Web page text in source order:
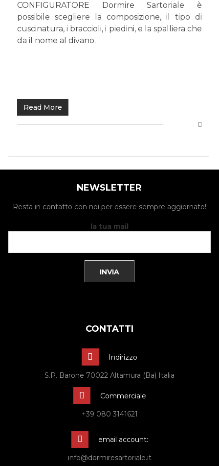
CONFIGURATORE Dormire Sartoriale è
possibile scegliere la composizione, il tipo di
cuscinatura, i braccioli, i piedini, e la spalliera che
da il nome al divano.
Read More
NEWSLETTER
Resta in contatto con noi per essere sempre aggiornato!
la tua mail
CONTATTI
Indirizzo
S.P. Barone 70022 Altamura (Ba) Italia
Commerciale
+39 080 3141621
email account:
info@dormiresartoriale.it